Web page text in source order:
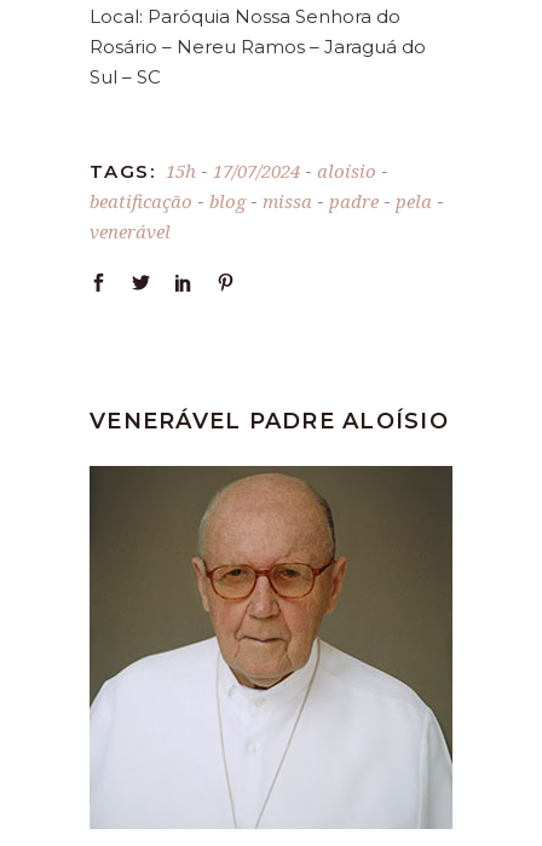
Local: Paróquia Nossa Senhora do
Rosário – Nereu Ramos – Jaraguá do
Sul – SC
TAGS: 15h - 17/07/2024 - aloísio -
beatificação - blog- missa - padre - pela -
venerável
VENERÁVEL PADRE ALOÍSIO